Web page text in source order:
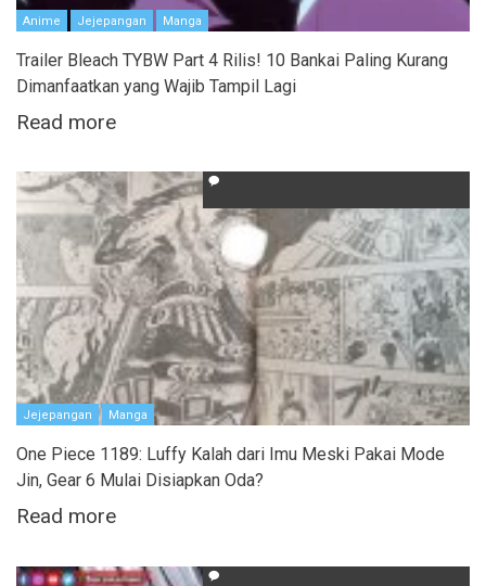
Anime Jejepangan Manga
Trailer Bleach TYBW Part 4 Rilis! 10 Bankai Paling Kurang
Dimanfaatkan yang Wajib Tampil Lagi
Read more
Jejepangan Manga
One Piece 1189: Luffy Kalah dari Imu Meski Pakai Mode
Jin, Gear 6 Mulai Disiapkan Oda?
Read more